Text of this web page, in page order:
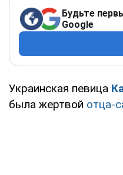
Будьте
Google
Украинская певица
была жертвой отца-